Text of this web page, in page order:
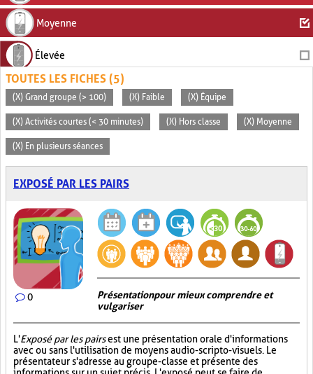
Moyenne
Élevée
TOUTES LES FICHES (5)
(X) Grand groupe (> 100) (X) Faible (X) Équipe
(X) Activités courtes (< 30 minutes) (X) Hors classe (X) Moyenne
(X) En plusieurs séances
EXPOSÉ PAR LES PAIRS
0
Présentation pour mieux comprendre et
vulgariser
L'Exposé par les pairsest une présentation orale d'informations
avec ou sans l'utilisation de moyens audio-scripto-visuels. Le
présentateur s'adresse au groupe-classe et présente des